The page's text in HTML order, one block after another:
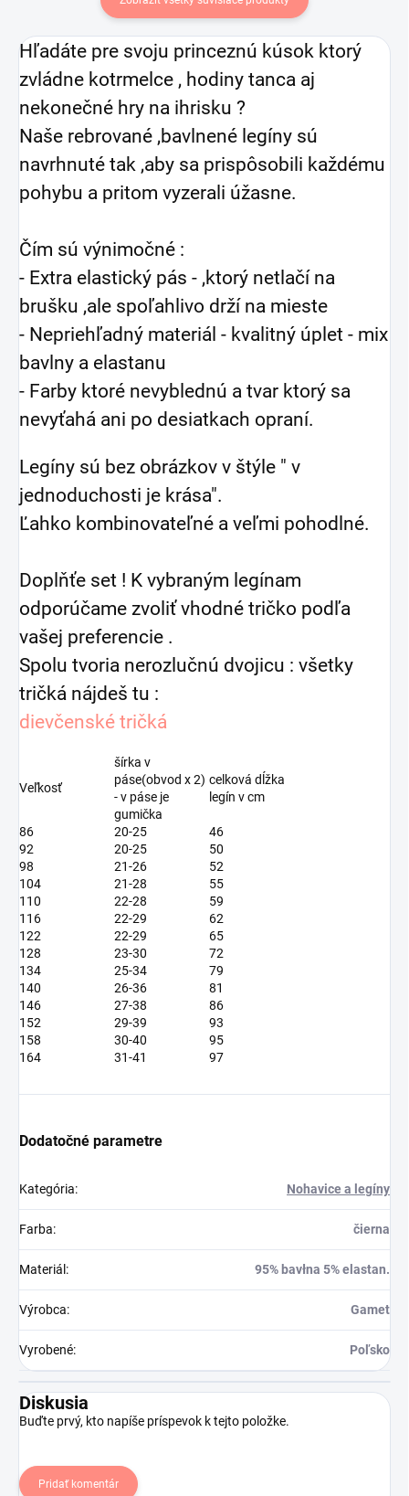
Hľadáte pre svoju princeznú kúsok ktorý
zvládne kotrmelce , hodiny tanca aj
nekonečné hry na ihrisku ?
Naše rebrované ,bavlnené legíny sú
navrhnuté tak ,aby sa prispôsobili každému
pohybu a pritom vyzerali úžasne.
Čím sú výnimočné :
- Extra elastický pás - ,ktorý netlačí na
brušku ,ale spoľahlivo drží na mieste
- Nepriehľadný materiál - kvalitný úplet - mix
bavlny a elastanu
- Farby ktoré nevyblednú a tvar ktorý sa
nevyťahá ani po desiatkach opraní.
Legíny sú bez obrázkov v štýle " v
jednoduchosti je krása".
Ľahko kombinovateľné a veľmi pohodlné.
Doplňťe set ! K vybraným legínam
odporúčame zvoliť vhodné tričko podľa
vašej preferencie .
Spolu tvoria nerozlučnú dvojicu : všetky
tričká nájdeš tu :
dievčenské tričká
Veľkosť
šírka v
páse(obvod x 2)
- v páse je
gumička
celková dĺžka
legín v cm
86 20-25
46
92
20-25
50
98
21-26
52
104
21-28
55
110
22-28
59
116
22-29
62
122
22-29
65
128
23-30
72
134
25-34
79
140
26-36
81
146
27-38
86
152
29-39
93
158
30-40
95
164
31-41 97
Dodatočné parametre
Kategória: Nohavice a legíny
Farba: čierna
Materiál : 95% bavłna 5% elastan.
Výrobca: Gamet
Vyrobené: Poľsko
Diskusia
Buďte prvý, kto napíše príspevok k tejto položke.
Pridať komentár